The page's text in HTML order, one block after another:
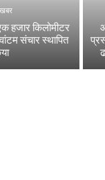
हजार किलोमीटर
संचार स्थापित